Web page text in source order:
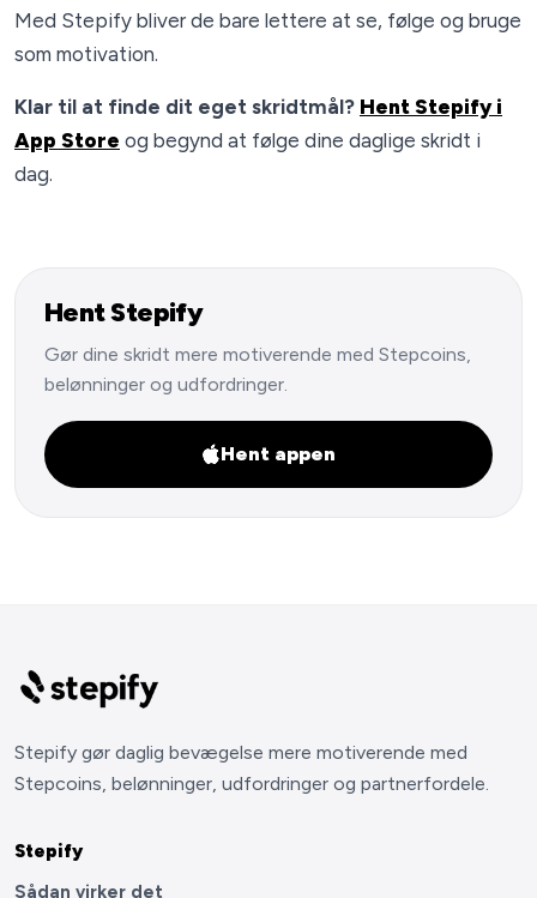
Med Stepify bliver de bare lettere at se, følge og bruge
som motivation.
Klar til at finde dit eget skridtmål? Hent Stepify i
App Store og begynd at følge dine daglige skridt i
dag.
Hent Stepify
Gør dine skridt mere motiverende med Stepcoins,
belønninger og udfordringer.
Hent appen
Stepify gør daglig bevægelse mere motiverende med
Stepcoins, belønninger, udfordringer og partnerfordele.
Stepify
Sådan virker det